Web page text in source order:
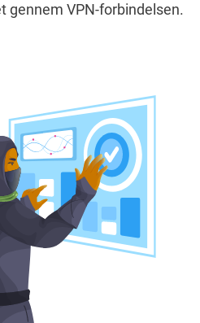
VPN-forbindelsen.